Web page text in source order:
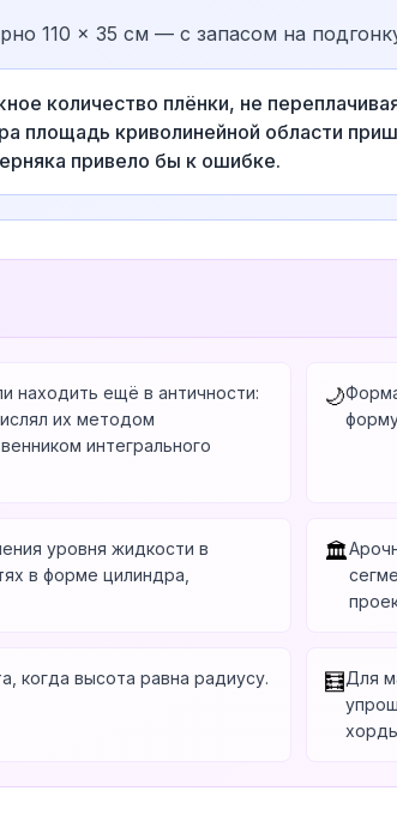
110 × 35 см — с запасом на
количество плёнки, не
площадь криволинейной области
привело бы к ошибке.
находить ещё в античности:
их методом
интегрального
🌙
уровня жидкости в
в форме цилиндра,
🏛️
когда высота равна радиусу.
🧮Для